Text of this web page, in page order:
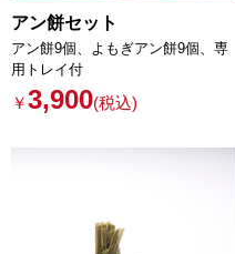
アン餅セット
アン餅9個、よもぎアン餅9個、専
用トレイ付
￥3,900(税込)